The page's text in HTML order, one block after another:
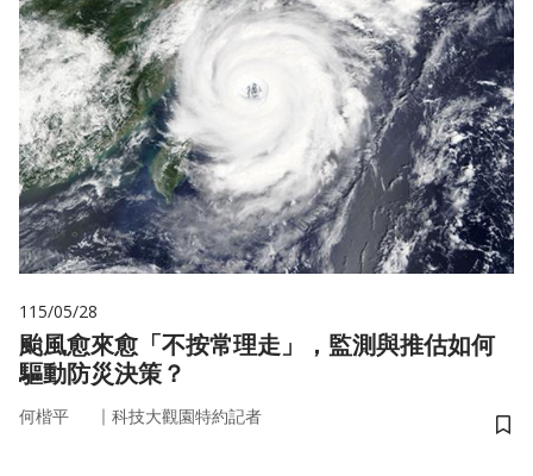
115/05/28
颱風愈來愈「不按常理走」，監測與推估如何
驅動防災決策？
何楷平 ｜ 科技大觀園特約記者
儲